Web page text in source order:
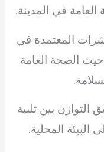
في المدينة.
المعتمدة في
الصحة العامة
بين تلبية
المحلية.